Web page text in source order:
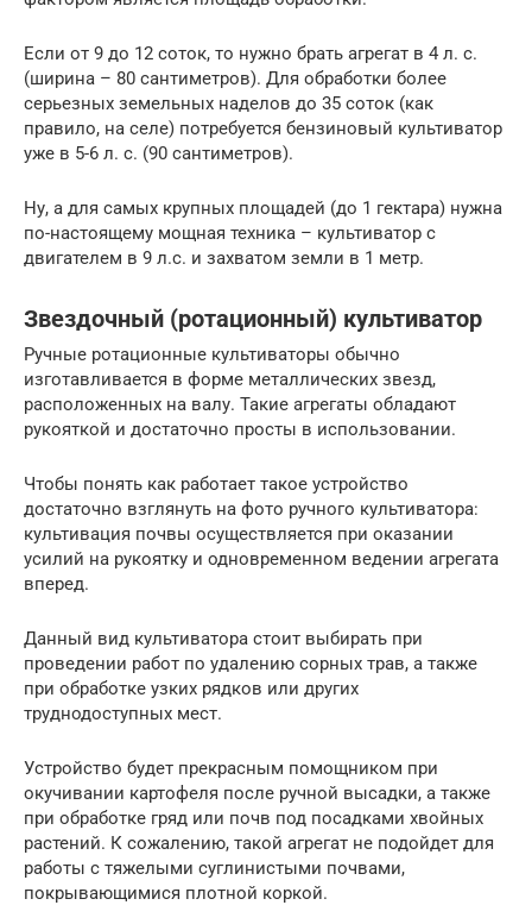
Если от 9 до 12 соток, то нужно брать агрегат в 4 л. с.
(ширина – 80 сантиметров). Для обработки более
серьезных земельных наделов до 35 соток (как
правило, на селе) потребуется бензиновый культиватор
уже в 5-6 л. с. (90 сантиметров).
Ну, а для самых крупных площадей (до 1 гектара) нужна
по-настоящему мощная техника – культиватор с
двигателем в 9 л.с. и захватом земли в 1 метр.
Звездочный (ротационный) культиватор
Ручные ротационные культиваторы обычно
изготавливается в форме металлических звезд,
расположенных на валу. Такие агрегаты обладают
рукояткой и достаточно просты в использовании.
Чтобы понять как работает такое устройство
достаточно взглянуть на фото ручного культиватора:
культивация почвы осуществляется при оказании
усилий на рукоятку и одновременном ведении агрегата
вперед.
Данный вид культиватора стоит выбирать при
проведении работ по удалению сорных трав, а также
при обработке узких рядков или других
труднодоступных мест.
Устройство будет прекрасным помощником при
окучивании картофеля после ручной высадки, а также
при обработке гряд или почв под посадками хвойных
растений. К сожалению, такой агрегат не подойдет для
работы с тяжелыми суглинистыми почвами,
покрывающимися плотной коркой.